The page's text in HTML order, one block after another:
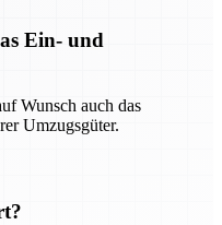
Ein- und
Wunsch auch das
Umzugsgüter.